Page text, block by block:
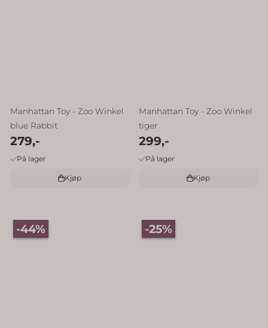
Manhattan Toy - Zoo Winkel
blue Rabbit
279,-
På lager
Kjøp
Manhattan Toy - Zoo Winkel
tiger
299,-
På lager
Kjøp
-44% -25%